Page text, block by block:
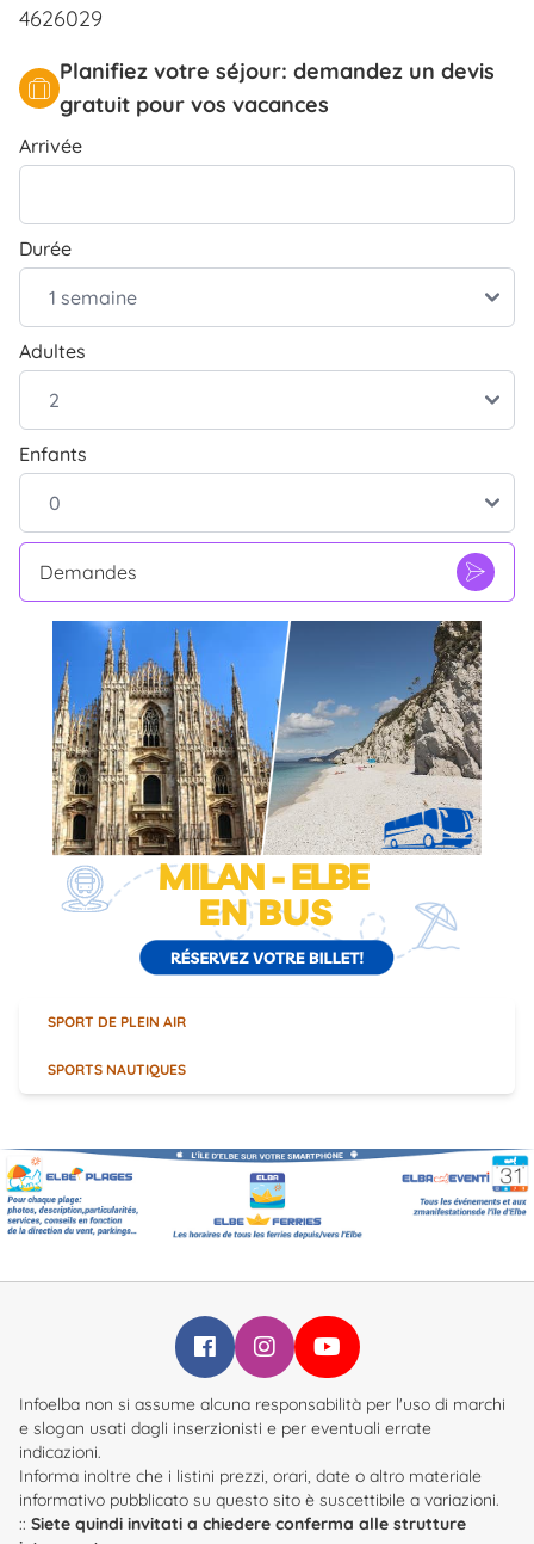
4626029
Planifiez votre séjour: demandez un devis
gratuit pour vos vacances
Arrivée
Durée
Adultes
Enfants
Demandes
SPORT DE PLEIN AIR
SPORTS NAUTIQUES
Infoelba su Facebook
Infoelba su Instagram
Infoelba su YouTube
Infoelba non si assume alcuna responsabilità per l'uso di marchi
e slogan usati dagli inserzionisti e per eventuali errate
indicazioni.
Informa inoltre che i listini prezzi, orari, date o altro materiale
informativo pubblicato su questo sito è suscettibile a variazioni.
:: Siete quindi invitati a chiedere conferma alle strutture